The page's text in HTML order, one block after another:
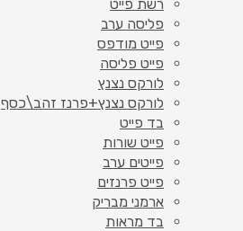
רשת פייט
פליסה ערב
פייט מודפס
פייט פליסה
לורקס נצנץ
לורקס נצנץ+פרנז זהב\כסף
בד פייט
פייט שורות
פייטים ערב
פייט פרנזים
ארמני מבריק
בד מראות